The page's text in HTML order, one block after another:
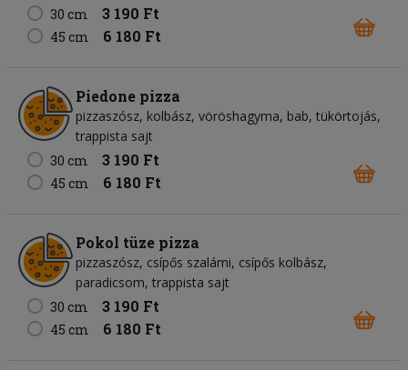
30 cm
3 190 Ft
45 cm 6 180 Ft
Piedone pizza
pizzaszósz, kolbász, vöröshagyma, bab, tükörtojás,
trappista sajt
30 cm
3 190 Ft
45 cm 6 180 Ft
Pokol tüze pizza
pizzaszósz, csípős szalámi, csípős kolbász,
paradicsom, trappista sajt
30 cm
3 190 Ft
45 cm 6 180 Ft